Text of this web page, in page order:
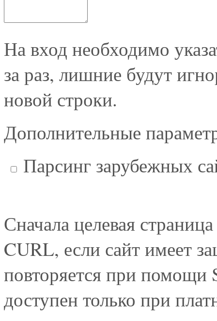
На вход необходимо
за раз, лишние будут
новой строки.
Дополнительные
Парсинг зарубежных
Сначала целевая
CURL, если сайт имеет
повторяется при помощи
доступен только при